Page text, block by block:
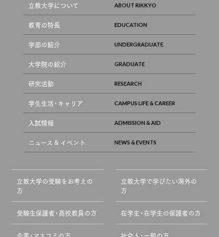
立教大学について
教育の特長
学部の紹介
大学院の紹介
研究活動
学生生活・キャリア
入試情報
ニュース & イベント
立教大学の受験をお考えの
方
立教大学で学びたい海外の
方
受験生保護者・高校教員の方 在学生・在学生の保護者の方